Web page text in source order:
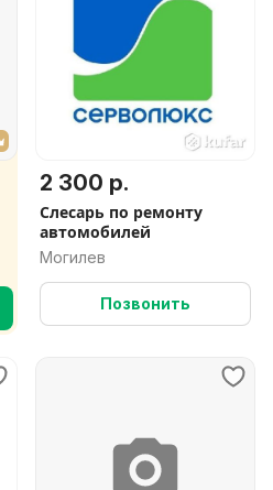
2 300 р.
Слесарь по ремонту
автомобилей
Могилев
Позвонить